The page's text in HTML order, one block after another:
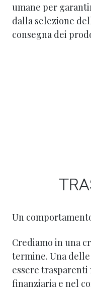
umane per
dalla selezione
consegna dei
Un
Crediamo in una
termine. Una
essere
finanziaria e nel